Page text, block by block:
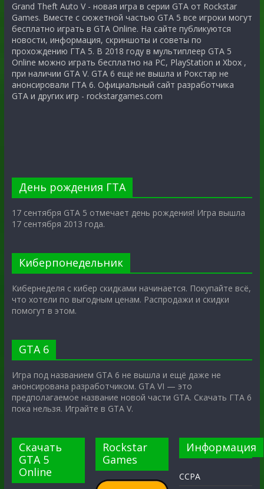
Grand Theft Auto V - новая игра в серии GTA от Rockstar
Games. Вместе с сюжетной частью GTA 5 все игроки могут
бесплатно играть в GTA Online. На сайте публикуются
новости, информация, скриншоты и советы по
прохождению ГТА 5. В 2018 году в мультиплеер GTA 5
Online можно играть бесплатно на PC, PlayStation и Xbox ,
при наличии GTA V. GTA 6 ещё не вышла и Рокстар не
анонсировали ГТА 6. Официальный сайт разработчика
GTA и других игр - rockstargames.com
День рождения ГТА
17 сентября GTA 5 отмечает день рождения! Игра вышла
17 сентября 2013 года.
Киберпонедельник
Кибернеделя с кибер скидками начинается. Покупайте всё,
что хотели по выгодным ценам. Распродажи и скидки
помогут в этом.
GTA 6
Игра под названием GTA 6 не вышла и ещё даже не
анонсирована разработчиком. GTA VI — это
предполагаемое название новой части GTA. Скачать ГТА 6
пока нельзя. Играйте в GTA V.
Скачать
GTA 5
Online
Rockstar
Games
Информация
CCPA